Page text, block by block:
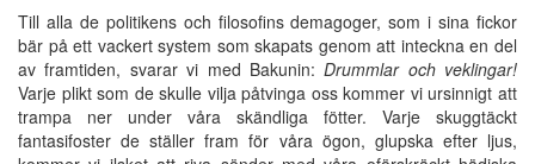
Till alla de politikens och filosofins demagoger, som i sina fickor
bär på ett vackert system som skapats genom att inteckna en del
av framtiden, svarar vi med Bakunin:Drummlar och veklingar!
Varje plikt som de skulle vilja påtvinga oss kommer vi ursinnigt att
trampa ner under våra skändliga fötter. Varje skuggtäckt
fantasifoster de ställer fram för våra ögon, glupska efter ljus,